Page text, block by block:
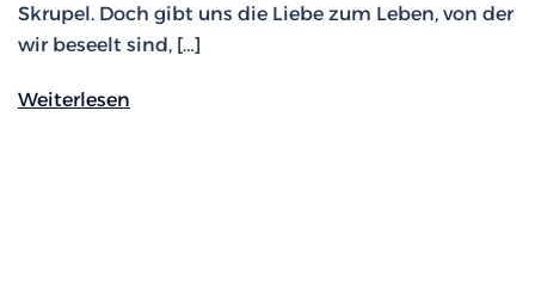
Skrupel. Doch gibt uns die Liebe zum Leben, von der
wir beseelt sind, […]
Weiterlesen